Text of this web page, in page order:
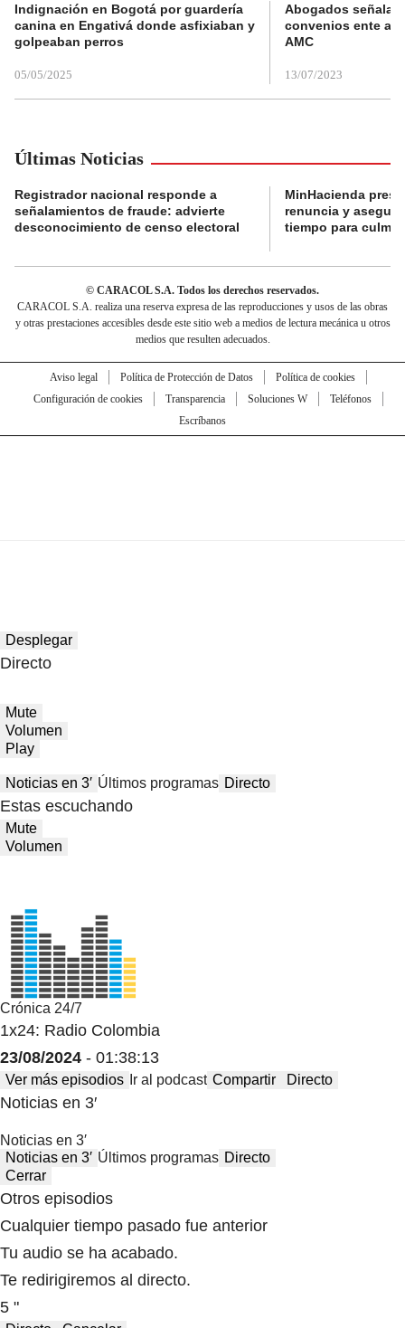
Indignación en Bogotá por guardería
canina en Engativá donde asfixiaban y
golpeaban perros
05/05/2025
Abogados
convenios ente
AMC
13/07/2023
Últimas Noticias
Registrador nacional responde a
señalamientos de fraude: advierte
desconocimiento de censo electoral
MinHacienda
renuncia y
tiempo para
© CARACOL S.A. Todos los derechos reservados.
CARACOL S.A. realiza una reserva expresa de las reproducciones y usos de las obras
y otras prestaciones accesibles desde este sitio web a medios de lectura mecánica u otros
medios que resulten adecuados.
Aviso legal Política de Protección de Datos
Política de cookies
Configuración de cookies
Transparencia Soluciones W
Teléfonos
Escríbanos
Desplegar
Directo
Mute
Volumen
Play
Noticias en 3′ Últimos programas Directo
Estas escuchando
Mute
Volumen
Crónica 24/7
1x24: Radio Colombia
23/08/2024 - 01:38:13
Ver más episodios Ir al podcast Compartir Directo
Noticias en 3′
Noticias en 3′
Noticias en 3′ Últimos programas Directo
Cerrar
Otros episodios
Cualquier tiempo pasado fue anterior
Tu audio se ha acabado.
Te redirigiremos al directo.
5 "